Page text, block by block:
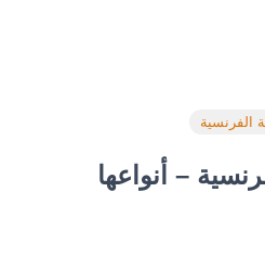
الفرنسية
– أنواعها